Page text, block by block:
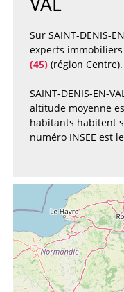
Sur SAINT-DENIS-
experts
(45)(région Centre).
SAINT-DENIS-EN-
altitude moyenne
habitants habitent
numéro INSEE est